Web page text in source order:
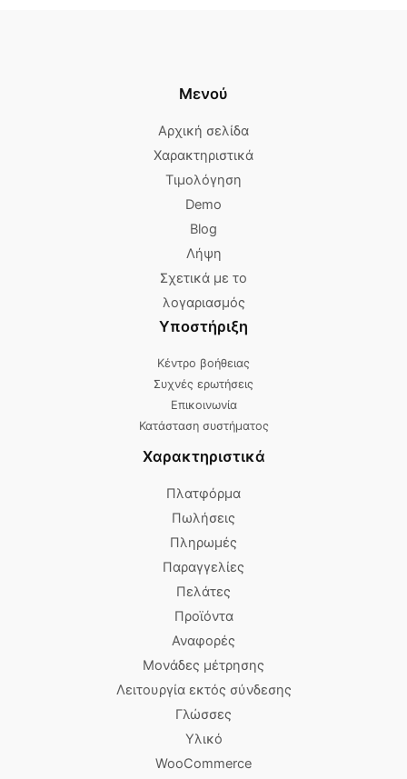
Μενού
Αρχική σελίδα
Χαρακτηριστικά
Τιμολόγηση
Demo
Blog
Λήψη
Σχετικά με το
λογαριασμός
Υποστήριξη
Κέντρο βοήθειας
Συχνές ερωτήσεις
Επικοινωνία
Κατάσταση συστήματος
Χαρακτηριστικά
Πλατφόρμα
Πωλήσεις
Πληρωμές
Παραγγελίες
Πελάτες
Προϊόντα
Αναφορές
Μονάδες μέτρησης
Λειτουργία εκτός σύνδεσης
Γλώσσες
Υλικό
WooCommerce